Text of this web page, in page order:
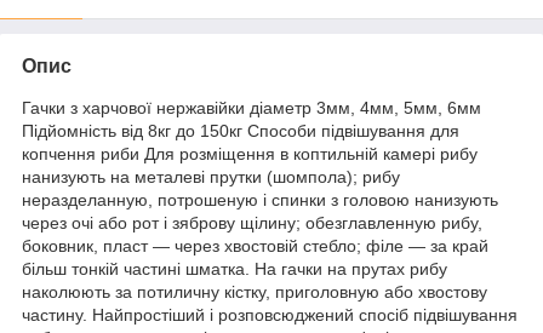
Опис
Гачки з харчової нержавійки діаметр 3мм, 4мм, 5мм, 6мм
Підйомність від 8кг до 150кг Способи підвішування для
копчення риби Для розміщення в коптильній камері рибу
нанизують на металеві прутки (шомпола); рибу
неразделанную, потрошеную і спинки з головою нанизують
через очі або рот і зяброву щілину; обезглавленную рибу,
боковник, пласт ― через хвостовій стебло; філе ― за край
більш тонкій частині шматка. На гачки на прутах рибу
наколюють за потиличну кістку, приголовную або хвостову
частину. Найпростіший і розповсюджений спосіб підвішування